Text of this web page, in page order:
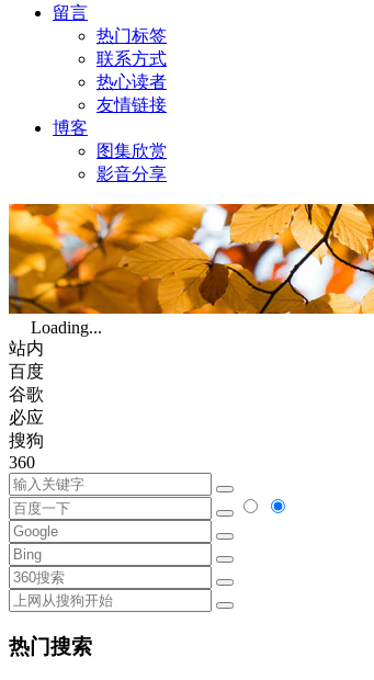
留言
热门标签
联系方式
热心读者
友情链接
博客
图集欣赏
影音分享
Loading...
站内
百度
谷歌
必应
搜狗
360
热门搜索